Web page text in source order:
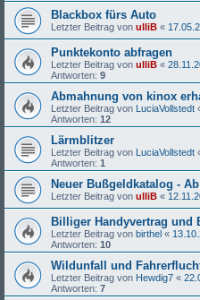
Blackbox fürs Auto
Letzter Beitrag von ulliB «
Punktekonto abfragen
Letzter Beitrag von ulliB «
Antworten: 9
Abmahnung von kinox
Letzter Beitrag von LuciaVollstedt
Antworten: 12
Lärmblitzer
Letzter Beitrag von LuciaVollstedt
Antworten: 1
Neuer Bußgeldkatalog -
Letzter Beitrag von ulliB «
Billiger Handyvertrag und
Letzter Beitrag von birthel «
Antworten: 10
Wildunfall und
Letzter Beitrag von Hewdig7 «
Antworten: 7